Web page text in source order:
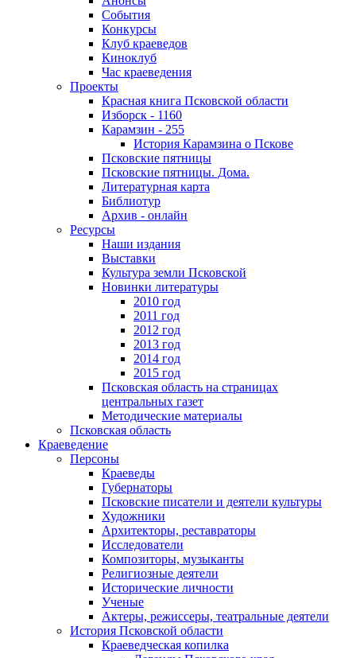
События
Конкурсы
Клуб краеведов
Киноклуб
Час краеведения
Проекты
Красная книга Псковской области
Изборск - 1160
Карамзин - 255
История Карамзина о Пскове
Псковские пятницы
Псковские пятницы. Дома.
Литературная карта
Библиотур
Архив - онлайн
Ресурсы
Наши издания
Выставки
Культура земли Псковской
Новинки литературы
2010 год
2011 год
2012 год
2013 год
2014 год
2015 год
Псковская область на страницах
центральных газет
Методические материалы
Псковская область
Краеведение
Персоны
Краеведы
Губернаторы
Псковские писатели и деятели культуры
Художники
Архитекторы, реставраторы
Исследователи
Композиторы, музыканты
Религиозные деятели
Исторические личности
Ученые
Актеры, режиссеры, театральные деятели
История Псковской области
Краеведческая копилка